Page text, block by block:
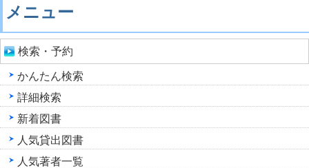
メニュー
検索・予約
かんたん検索
詳細検索
新着図書
人気貸出図書
人気著者一覧